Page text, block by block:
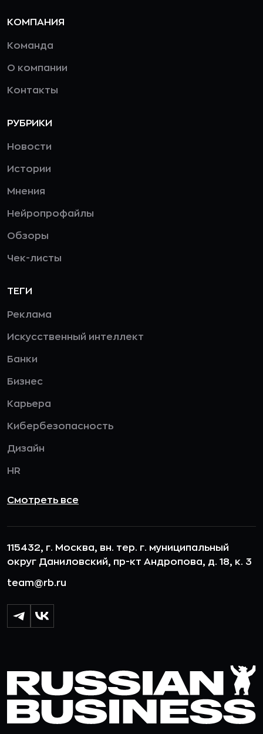
КОМПАНИЯ
Команда
О компании
Контакты
РУБРИКИ
Новости
Истории
Мнения
Нейропрофайлы
Обзоры
Чек-листы
ТЕГИ
Реклама
Искусственный интеллект
Банки
Бизнес
Карьера
Кибербезопасность
Дизайн
HR
Смотреть все
115432, г. Москва, вн. тер. г. муниципальный
округ Даниловский, пр-кт Андропова, д. 18, к. 3
team@rb.ru